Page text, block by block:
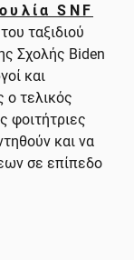
SNF
ταξιδιού
Σχολής Biden
και
ο τελικός
φοιτήτριες
και να
σε επίπεδο